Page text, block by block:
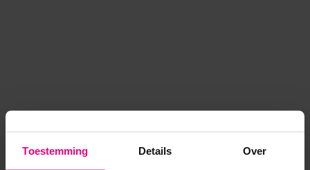
Toestemming Details Over